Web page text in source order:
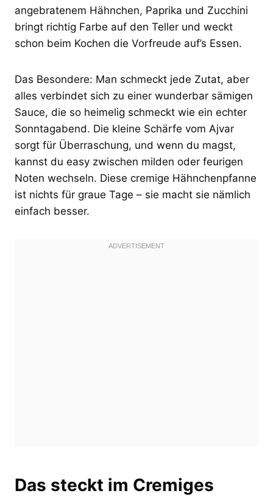
angebratenem Hähnchen, Paprika und Zucchini
bringt richtig Farbe auf den Teller und weckt
schon beim Kochen die Vorfreude auf’s Essen.
Das Besondere: Man schmeckt jede Zutat, aber
alles verbindet sich zu einer wunderbar sämigen
Sauce, die so heimelig schmeckt wie ein echter
Sonntagabend. Die kleine Schärfe vom Ajvar
sorgt für Überraschung, und wenn du magst,
kannst du easy zwischen milden oder feurigen
Noten wechseln. Diese cremige Hähnchenpfanne
ist nichts für graue Tage – sie macht sie nämlich
einfach besser.
Das steckt im Cremiges